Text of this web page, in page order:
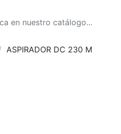
ASPIRADOR DC 230 M